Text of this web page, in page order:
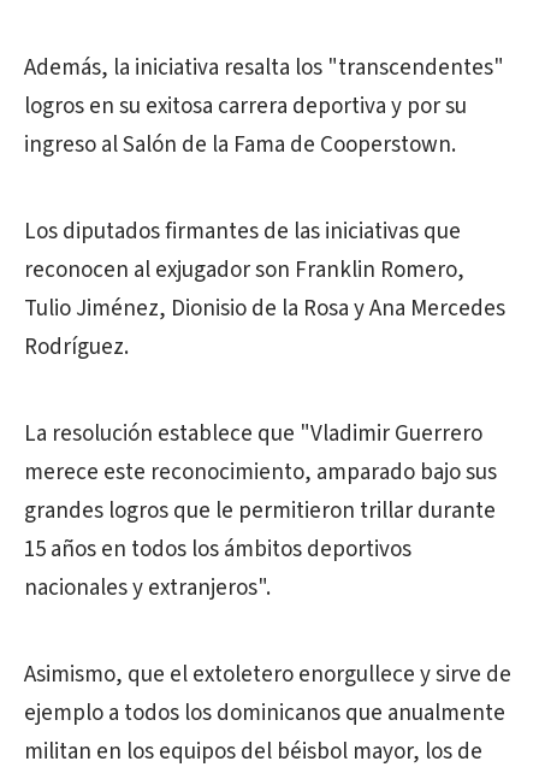
Además, la iniciativa resalta los "transcendentes"
logros en su exitosa carrera deportiva y por su
ingreso al Salón de la Fama de Cooperstown.
Los diputados firmantes de las iniciativas que
reconocen al exjugador son Franklin Romero,
Tulio Jiménez, Dionisio de la Rosa y Ana Mercedes
Rodríguez.
La resolución establece que "Vladimir Guerrero
merece este reconocimiento, amparado bajo sus
grandes logros que le permitieron trillar durante
15 años en todos los ámbitos deportivos
nacionales y extranjeros".
Asimismo, que el extoletero enorgullece y sirve de
ejemplo a todos los dominicanos que anualmente
militan en los equipos del béisbol mayor, los de